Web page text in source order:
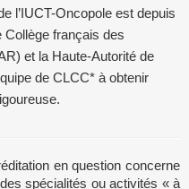
l’IUCT-Oncopole est depuis
français des
et la Haute-Autorité de
de CLCC* à obtenir
en question concerne
spécialités ou activités « à